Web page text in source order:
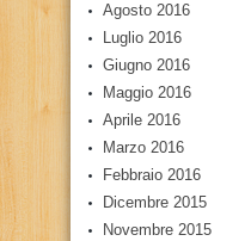
Agosto 2016
Luglio 2016
Giugno 2016
Maggio 2016
Aprile 2016
Marzo 2016
Febbraio 2016
Dicembre 2015
Novembre 2015